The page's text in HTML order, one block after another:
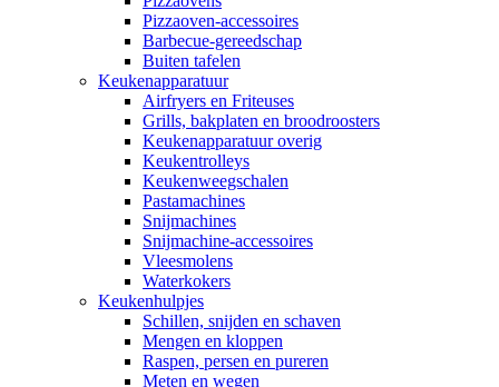
Pizzaoven-accessoires
Barbecue-gereedschap
Buiten tafelen
Keukenapparatuur
Airfryers en Friteuses
Grills, bakplaten en broodroosters
Keukenapparatuur overig
Keukentrolleys
Keukenweegschalen
Pastamachines
Snijmachines
Snijmachine-accessoires
Vleesmolens
Waterkokers
Keukenhulpjes
Schillen, snijden en schaven
Mengen en kloppen
Raspen, persen en pureren
Meten en wegen